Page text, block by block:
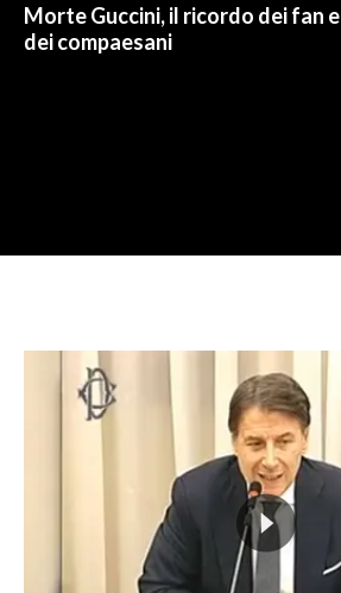
Morte Guccini, il ricordo dei fan e
dei compaesani